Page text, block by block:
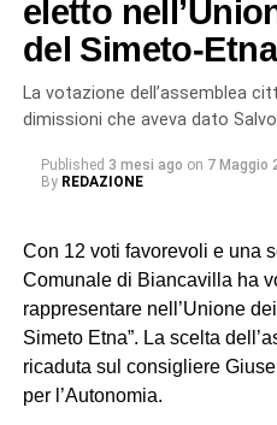
eletto
del Simeto-Etna
La votazione dell’assemblea
dimissioni che aveva dato
Published 3 mesi ago on 7 Maggio
By REDAZIONE
Con 12 voti favorevoli e una
Comunale di Biancavilla ha
rappresentare nell’Unione
Simeto Etna”. La scelta
ricaduta sul consigliere
per l’Autonomia.